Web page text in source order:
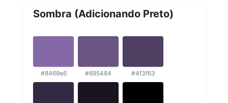
Sombra (Adicionando Preto)
#8469a6 #695484 #4f3f63